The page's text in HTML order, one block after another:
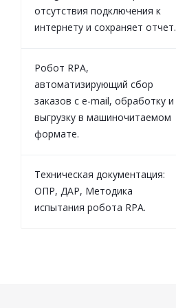
отсутствия подключения к
интернету и сохраняет отчет.
Робот RPA,
автоматизирующий сбор
заказов с e-mail, обработку и
выгрузку в машиночитаемом
формате.
Техническая документация:
ОПР, ДАР, Методика
испытания робота RPA.